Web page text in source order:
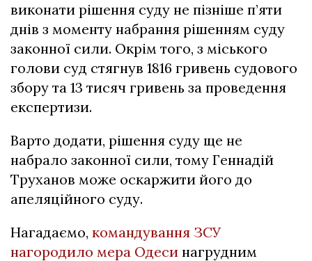
виконати рішення суду не пізніше п’яти
днів з моменту набрання рішенням суду
законної сили. Окрім того, з міського
голови суд стягнув 1816 гривень судового
збору та 13 тисяч гривень за проведення
експертизи.
Варто додати, рішення суду ще не
набрало законної сили, тому Геннадій
Труханов може оскаржити його до
апеляційного суду.
Нагадаємо, командування ЗСУ
нагородило мера Одеси нагрудним